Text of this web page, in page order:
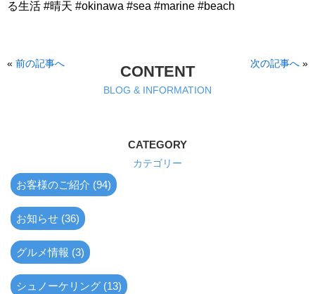
る生活 #晴天 #okinawa #sea #marine #beach
« 前の記事へ 次の記事へ »
CONTENT
BLOG & INFORMATION
CATEGORY
カテゴリー
お客様のご紹介 (94)
お知らせ (36)
グルメ情報 (3)
シュノーケリング (13)